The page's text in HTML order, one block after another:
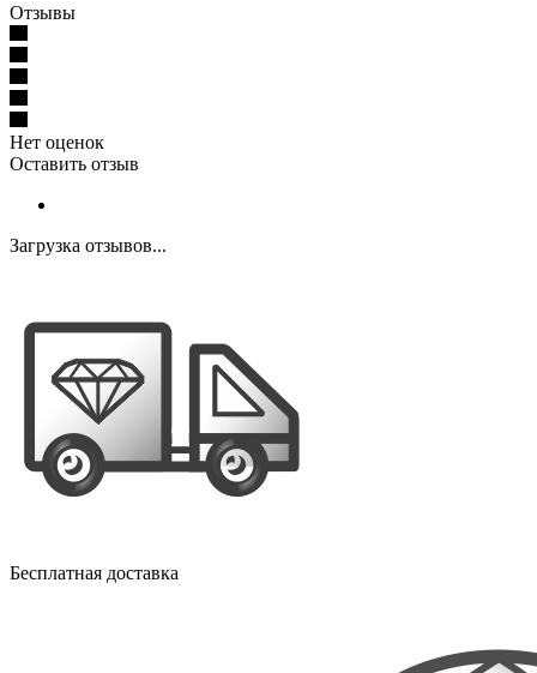
Отзывы
Нет оценок
Оставить отзыв
Загрузка отзывов...
Бесплатная доставка